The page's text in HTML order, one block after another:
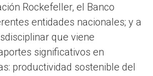
Rockefeller, el Banco
entidades nacionales; y a
que viene
significativos en
productividad sostenible del